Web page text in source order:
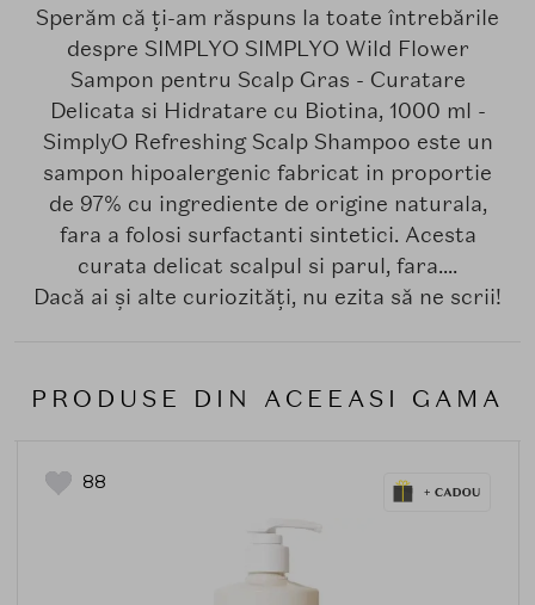
Sperăm că ți-am răspuns la toate întrebările
despre SIMPLYO SIMPLYO Wild Flower
Sampon pentru Scalp Gras - Curatare
Delicata si Hidratare cu Biotina, 1000 ml -
SimplyO Refreshing Scalp Shampoo este un
sampon hipoalergenic fabricat in proportie
de 97% cu ingrediente de origine naturala,
fara a folosi surfactanti sintetici. Acesta
curata delicat scalpul si parul, fara....
Dacă ai și alte curiozități, nu ezita să ne scrii!
PRODUSE DIN ACEEASI GAMA
88